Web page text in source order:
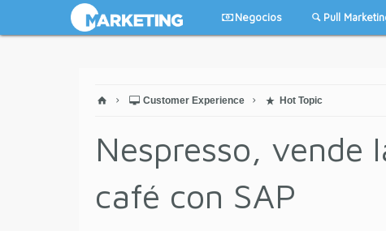
Negocios Pull
Customer Experience Hot Topic
Nespresso, vende
café con SAP